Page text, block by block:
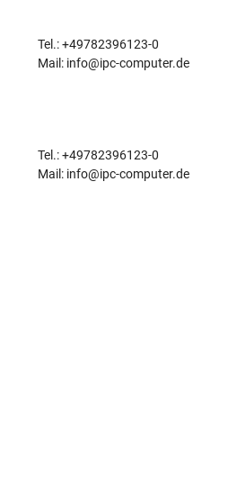
Tel.: +49782396123-0
Mail: info@ipc-computer.de
Tel.: +49782396123-0
Mail: info@ipc-computer.de